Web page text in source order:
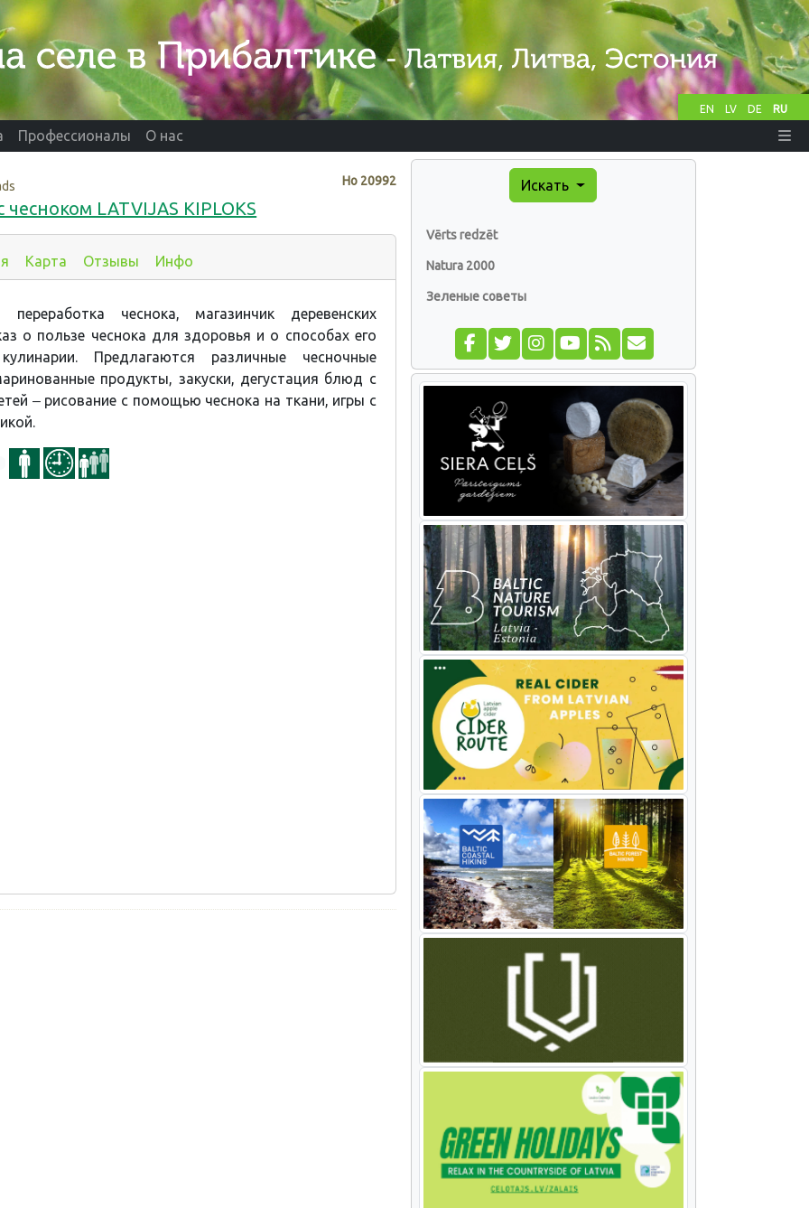
EN LV DE RU
Профессионалы О нас
Нo 20992
LATVIJAS KIPLOKS
Карта Отзывы Инфо
чеснока, магазинчик деревенских
о пользе чеснока для здоровья и о способах его
Предлагаются различные чесночные
продукты, закуски, дегустация блюд с
‒ рисование с помощью чеснока на ткани, игры с
Искать
Vērts redzēt
Natura 2000
Зеленые советы